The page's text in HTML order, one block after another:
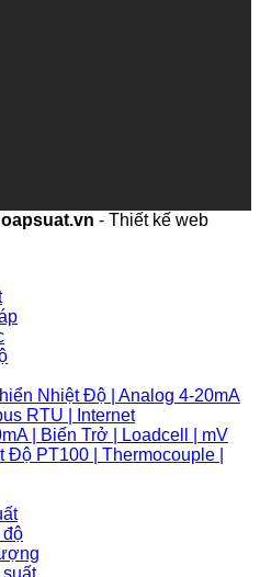
- Thiết kế web
Nhiệt Độ | Analog 4-20mA
RTU | Internet
| Biến Trở | Loadcell | mV
PT100 | Thermocouple |
độ